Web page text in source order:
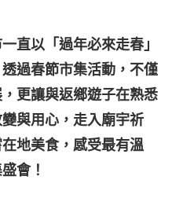
直以「過年必來走春」
過春節市集活動，不僅
更讓與返鄉遊子在熟悉
與用心，走入廟宇祈
地美食，感受最有溫
會！